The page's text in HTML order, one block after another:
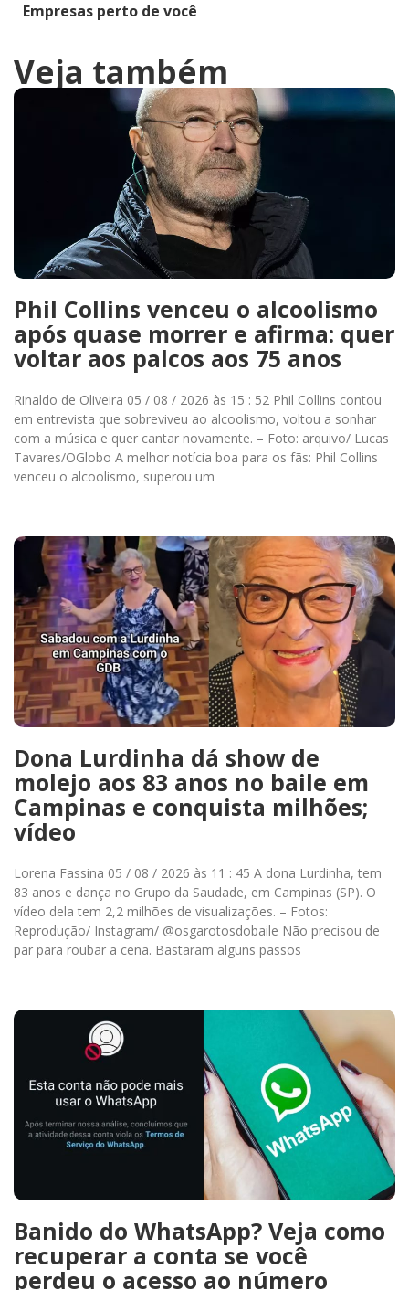
Empresas perto de você
Veja também
Phil Collins venceu o alcoolismo
após quase morrer e afirma: quer
voltar aos palcos aos 75 anos
Rinaldo de Oliveira 05 / 08 / 2026 às 15 : 52 Phil Collins contou
em entrevista que sobreviveu ao alcoolismo, voltou a sonhar
com a música e quer cantar novamente. – Foto: arquivo/ Lucas
Tavares/OGlobo A melhor notícia boa para os fãs: Phil Collins
venceu o alcoolismo, superou um
Dona Lurdinha dá show de
molejo aos 83 anos no baile em
Campinas e conquista milhões;
vídeo
Lorena Fassina 05 / 08 / 2026 às 11 : 45 A dona Lurdinha, tem
83 anos e dança no Grupo da Saudade, em Campinas (SP). O
vídeo dela tem 2,2 milhões de visualizações. – Fotos:
Reprodução/ Instagram/ @osgarotosdobaile Não precisou de
par para roubar a cena. Bastaram alguns passos
Banido do WhatsApp? Veja como
recuperar a conta se você
perdeu o acesso ao número